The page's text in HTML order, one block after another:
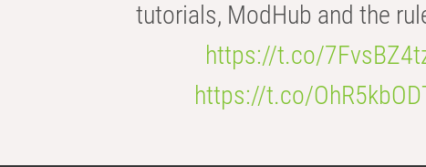
tutorials, ModHub and the
https://t.co/
https://t.co/